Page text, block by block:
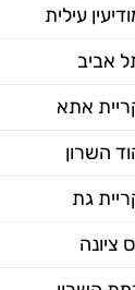
עילית
אביב
אתא
השרון
גת
ציונה